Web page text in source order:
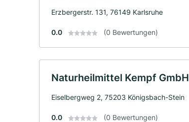
Erzbergerstr. 131, 76149 Karlsruhe
0.0 (0 Bewertungen)
Naturheilmittel Kempf GmbH
Eiselbergweg 2, 75203 Königsbach-Stein
0.0 (0 Bewertungen)